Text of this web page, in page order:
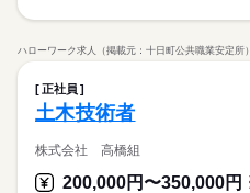
ハローワーク求人（掲載元：十日町公共職業安定所）
正社員
土木技術者
株式会社 高橋組